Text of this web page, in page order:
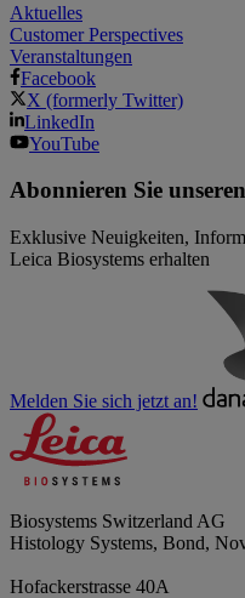
Aktuelles
Customer Perspectives​
Veranstaltungen
Facebook
X (formerly Twitter)
LinkedIn
YouTube
Abonnieren Sie
Exklusive Neuigkeiten,
Leica Biosystems erhalten
Melden Sie sich jetzt an!
Biosystems Switzerland AG
Histology Systems, Bond,
Hofackerstrasse 40A